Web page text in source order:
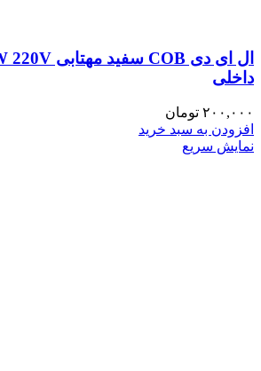
داخلی
۲۰۰,۰۰۰ تومان
افزودن به سبد خرید
نمایش سریع